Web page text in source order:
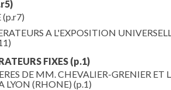
(p.r7)
A L'EXPOSITION
FIXES (p.1)
DE MM. CHEVALIER-GRENIER ET
LYON (RHONE) (p.1)